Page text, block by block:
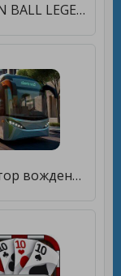
DRAGON BALL LEGENDS [Мод меню]
симулятор вождения [Мод меню]